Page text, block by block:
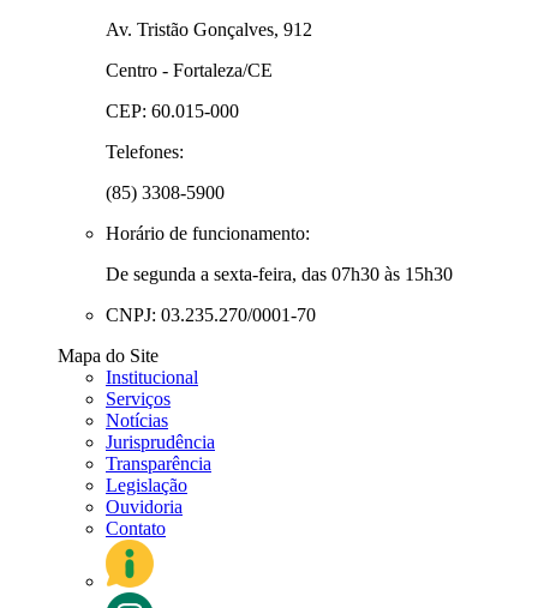
Av. Tristão Gonçalves, 912
Centro - Fortaleza/CE
CEP: 60.015-000
Telefones:
(85) 3308-5900
Horário de funcionamento:
De segunda a sexta-feira, das 07h30 às 15h30
CNPJ: 03.235.270/0001-70
Mapa do Site
Institucional
Serviços
Notícias
Jurisprudência
Transparência
Legislação
Ouvidoria
Contato